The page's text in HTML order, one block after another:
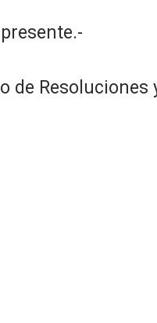
de Resoluciones